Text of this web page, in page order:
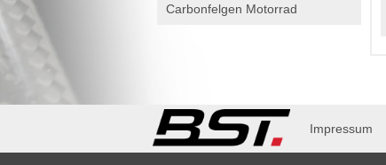
Carbonfelgen Motorrad
Impressum